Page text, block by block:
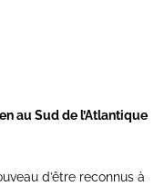
au Sud de l’Atlantique
d’être reconnus à